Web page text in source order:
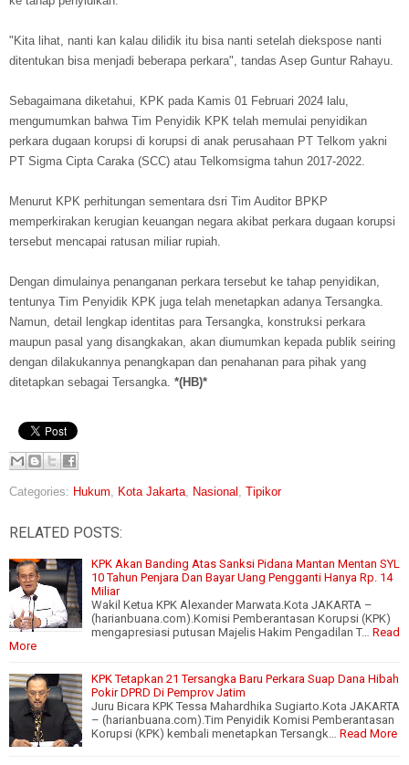
"Kita lihat, nanti kan kalau dilidik itu bisa nanti setelah diekspose nanti
ditentukan bisa menjadi beberapa perkara", tandas Asep Guntur Rahayu.
Sebagaimana diketahui, KPK pada Kamis 01 Februari 2024 lalu,
mengumumkan bahwa Tim Penyidik KPK telah memulai penyidikan
perkara dugaan korupsi di korupsi di anak perusahaan PT Telkom yakni
PT Sigma Cipta Caraka (SCC) atau Telkomsigma tahun 2017-2022.
Menurut KPK perhitungan sementara dsri Tim Auditor BPKP
memperkirakan kerugian keuangan negara akibat perkara dugaan korupsi
tersebut mencapai ratusan miliar rupiah.
Dengan dimulainya penanganan perkara tersebut ke tahap penyidikan,
tentunya Tim Penyidik KPK juga telah menetapkan adanya Tersangka.
Namun, detail lengkap identitas para Tersangka, konstruksi perkara
maupun pasal yang disangkakan, akan diumumkan kepada publik seiring
dengan dilakukannya penangkapan dan penahanan para pihak yang
ditetapkan sebagai Tersangka. *(HB)*
Categories: Hukum, Kota Jakarta, Nasional , Tipikor
RELATED POSTS:
KPK Akan Banding Atas Sanksi Pidana Mantan Mentan SYL
10 Tahun Penjara Dan Bayar Uang Pengganti Hanya Rp. 14
Miliar
Wakil Ketua KPK Alexander Marwata.Kota JAKARTA –
(harianbuana.com).Komisi Pemberantasan Korupsi (KPK)
mengapresiasi putusan Majelis Hakim Pengadilan T… Read
More
KPK Tetapkan 21 Tersangka Baru Perkara Suap Dana Hibah
Pokir DPRD Di Pemprov Jatim
Juru Bicara KPK Tessa Mahardhika Sugiarto.Kota JAKARTA
– (harianbuana.com).Tim Penyidik Komisi Pemberantasan
Korupsi (KPK) kembali menetapkan Tersangk… Read More